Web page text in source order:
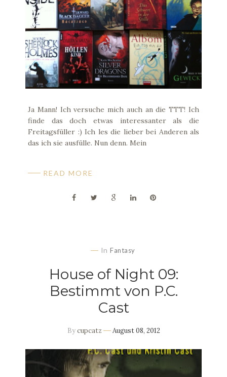
Ja Mann! Ich versuche mich auch an die TTT! Ich
finde das doch etwas interessanter als die
Freitagsfüller :) Ich les die lieber bei Anderen als
das ich sie ausfülle. Nun denn. Mein
READ MORE
In Fantasy
House of Night 09:
Bestimmt von P.C.
Cast
Bycupcatz August 08, 2012